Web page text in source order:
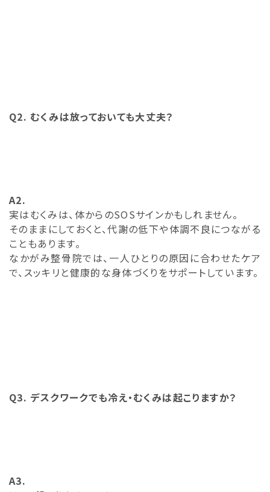
Q2. むくみは放っておいても大丈夫？
A2.
実はむくみは、体からのSOSサインかもしれません。
そのままにしておくと、代謝の低下や体調不良につながる
こともあります。
なかがみ整骨院では、一人ひとりの原因に合わせたケア
で、スッキリと健康的な身体づくりをサポートしています。
Q3. デスクワークでも冷え・むくみは起こりますか？
A3.